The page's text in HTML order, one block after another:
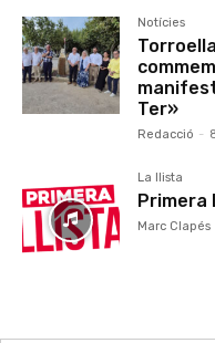
Notícies
Ter»
Redacció -
La llista
Primera
Marc Clapés